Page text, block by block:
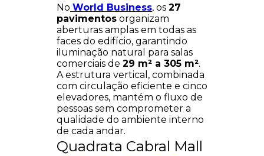
No World Business, os 27
pavimentos organizam
aberturas amplas em todas as
faces do edifício, garantindo
iluminação natural para salas
comerciais de 29 m² a 305 m².
A estrutura vertical, combinada
com circulação eficiente e cinco
elevadores, mantém o fluxo de
pessoas sem comprometer a
qualidade do ambiente interno
de cada andar.
Quadrata Cabral Mall